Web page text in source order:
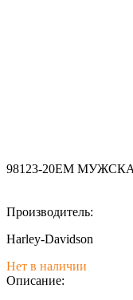
98123-20EM
Производитель:
Harley-Davidson
Нет в наличии
Описание: